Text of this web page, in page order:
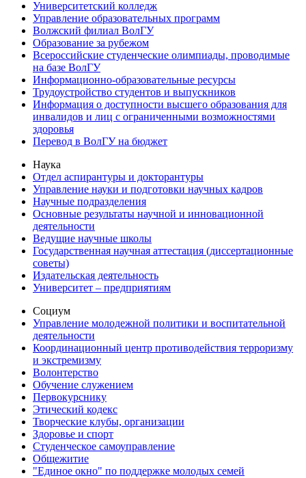
Университетский колледж
Управление образовательных программ
Волжский филиал ВолГУ
Образование за рубежом
Всероссийские студенческие олимпиады, проводимые
на базе ВолГУ
Информационно-образовательные ресурсы
Трудоустройство студентов и выпускников
Информация о доступности высшего образования для
инвалидов и лиц с ограниченными возможностями
здоровья
Перевод в ВолГУ на бюджет
Наука
Отдел аспирантуры и докторантуры
Управление науки и подготовки научных кадров
Научные подразделения
Основные результаты научной и инновационной
деятельности
Ведущие научные школы
Государственная научная аттестация (диссертационные
советы)
Издательская деятельность
Университет – предприятиям
Социум
Управление молодежной политики и воспитательной
деятельности
Координационный центр противодействия терроризму
и экстремизму
Волонтерство
Обучение служением
Первокурснику
Этический кодекс
Творческие клубы, организации
Здоровье и спорт
Студенческое самоуправление
Общежитие
"Единое окно" по поддержке молодых семей